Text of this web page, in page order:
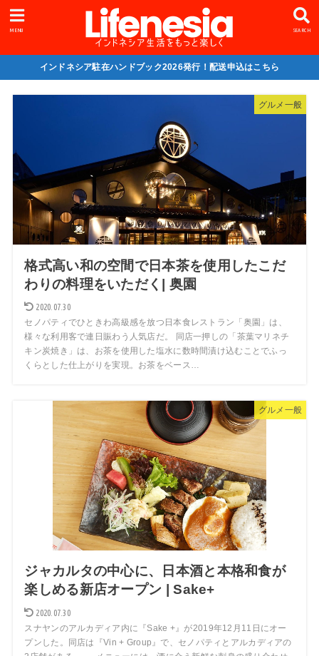
SEARCH
MENU
インドネシア駐在ハンドブック2026発行！配送申込はこちら
グルメ一般
格式高い和の空間で日本茶を使用したこだ
わりの料理をいただく| 奥園
2020.07.30
セノパティでひときわ高級感を放つ日本食レストラン「奥園」は、
様々な利用客で連日賑わう人気店だ。 同店一押しの「茶葉マリネチ
キン炭焼き」は、お茶を使用した塩水に数時間漬け込むことでふっ
くらとした仕上がりを実現。お茶をベース…
グルメ一般
ジャカルタの中心に、日本酒と本格和食が
楽しめる新店オープン | Sake+
2020.07.30
スナヤンのアルカディア内に『Sake +』が2019年12月11日にオー
プンした。同店は『Vin + Group』で、セノパティとアルカディアの